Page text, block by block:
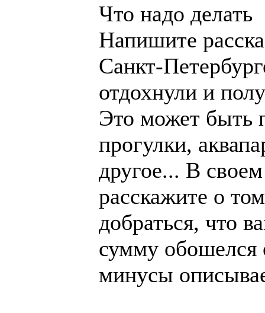
Что надо делать
Напишите
Санкт-
отдохнули и
Это может быть
прогулки,
другое... В своем
расскажите о
добраться, что
сумму
минусы